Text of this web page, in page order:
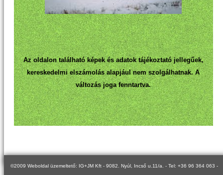
Az oldalon található képek és adatok tájékoztató jellegűek,
kereskedelmi elszámolás alapjául nem szolgálhatnak. A
változás joga fenntartva.
©2009 Weboldal üzemeltető: IG+JM Kft - 9082. Nyúl, Incső u.11/a. - Tel: +36 96 364 063 -